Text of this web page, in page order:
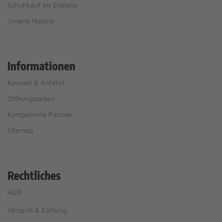
Schuhkauf als Erlebnis
Unsere Historie
Informationen
Kontakt & Anfahrt
Öffnungszeiten
Kompetente Partner
Sitemap
Rechtliches
AGB
Versand & Zahlung